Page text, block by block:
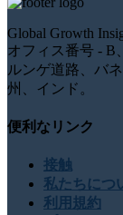
Global Growth
オフィス番号 - B
ルンゲ道路、バ
州、インド。
便利なリンク
接触
私たちにつ
利用規約